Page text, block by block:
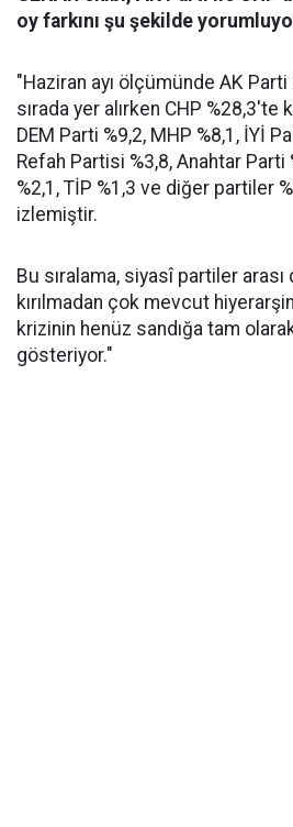
oy farkını şu şekilde
"Haziran ayı ölçümünde AK
sırada yer alırken CHP %28,3'te
DEM Parti %9,2, MHP %8,1, İYİ
Refah Partisi %3,8, Anahtar
%2,1, TİP %1,3 ve diğer partiler
izlemiştir.
Bu sıralama, siyasî partiler
kırılmadan çok mevcut
krizinin henüz sandığa tam olarak
gösteriyor."